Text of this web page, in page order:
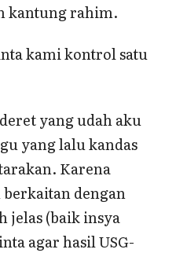
kantung rahim.
kami kontrol satu
yang udah aku
yang lalu kandas
Karena
dengan
jelas (baik insya
agar hasil USG-